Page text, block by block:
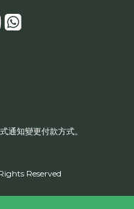
通知變更付款方式。
Reserved